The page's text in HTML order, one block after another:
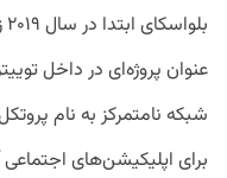
عنوان پروژه‌ای در داخل
برای اپلیکیشن‌های